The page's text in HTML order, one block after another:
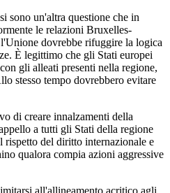
sono un'altra questione che in
le relazioni Bruxelles-
dovrebbe rifuggire la logica
È legittimo che gli Stati europei
gli alleati presenti nella regione,
stesso tempo dovrebbero evitare
di creare innalzamenti della
a tutti gli Stati della regione
del diritto internazionale e
qualora compia azioni aggressive
all'allineamento acritico agli